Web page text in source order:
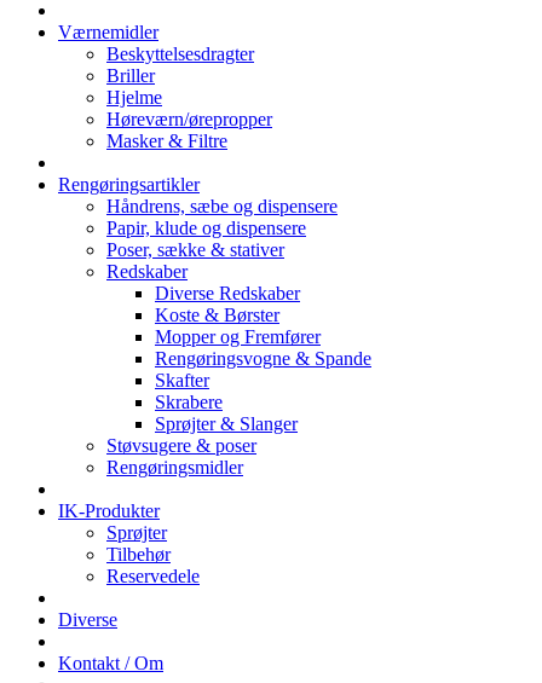
Værnemidler
Beskyttelsesdragter
Briller
Hjelme
Høreværn/ørepropper
Masker & Filtre
Rengøringsartikler
Håndrens, sæbe og dispensere
Papir, klude og dispensere
Poser, sække & stativer
Redskaber
Diverse Redskaber
Koste & Børster
Mopper og Fremfører
Rengøringsvogne & Spande
Skafter
Skrabere
Sprøjter & Slanger
Støvsugere & poser
Rengøringsmidler
IK-Produkter
Sprøjter
Tilbehør
Reservedele
Diverse
Kontakt / Om